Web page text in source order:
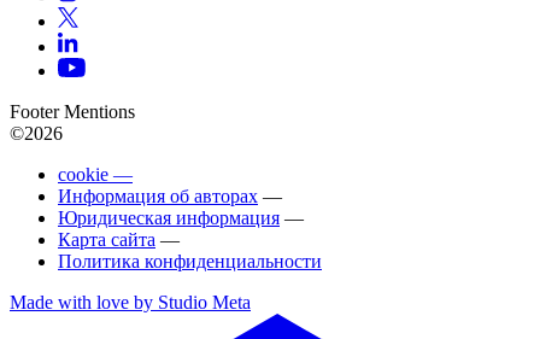
Footer Mentions
©2026
cookie —
Информация об авторах —
Юридическая информация —
Карта сайта —
Политика конфиденциальности
Made with love by Studio Meta